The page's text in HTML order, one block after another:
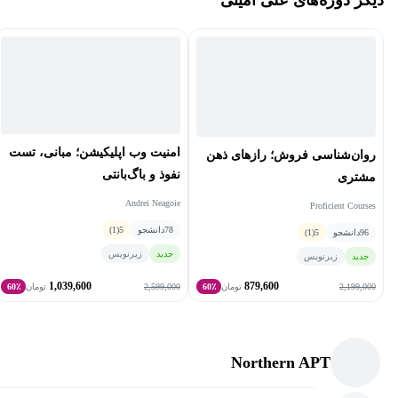
امنیت سایبری آغاز کنند.
توسعه‌دهندگانی که می‌خواهند امنیت را در چرخه توسعه نرم‌افزار
(SDLC) پیاده‌سازی کنند یا دانش خود را در زمینه امنیت و
DevSecOps گسترش دهند.
درباره امنیت و مفاهیم DevSecOps هستند.
روان‌شناسی فروش؛ رازهای ذهن
مشتری
Proficient Courses
96دانشجو 5
(1)
جدید زیرنویس
2,199,000
879,600 تومان 60٪
امنیت وب اپلیکیشن؛ مبانی، تست
نفوذ و باگ‌بانتی
Andrei Neagoie
78دانشجو 5
(1)
جدید زیرنویس
2,599,000
1,039,600 تومان 60٪
Northern APT